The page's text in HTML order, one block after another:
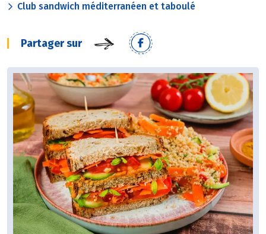
Club sandwich méditerranéen et taboulé
Partager sur